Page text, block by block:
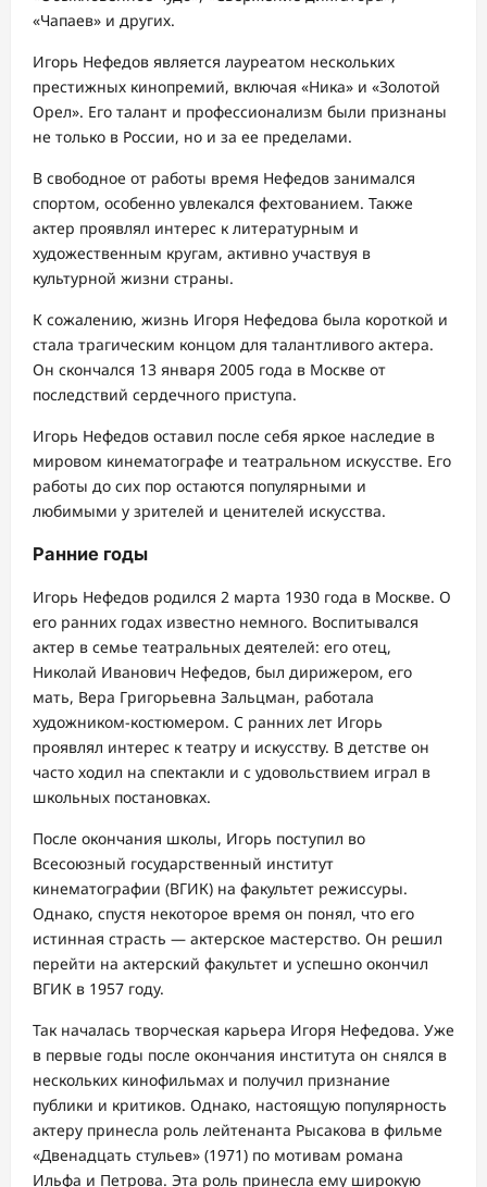
«Чапаев» и других.
Игорь Нефедов является лауреатом нескольких
престижных кинопремий, включая «Ника» и «Золотой
Орел». Его талант и профессионализм были признаны
не только в России, но и за ее пределами.
В свободное от работы время Нефедов занимался
спортом, особенно увлекался фехтованием. Также
актер проявлял интерес к литературным и
художественным кругам, активно участвуя в
культурной жизни страны.
К сожалению, жизнь Игоря Нефедова была короткой и
стала трагическим концом для талантливого актера.
Он скончался 13 января 2005 года в Москве от
последствий сердечного приступа.
Игорь Нефедов оставил после себя яркое наследие в
мировом кинематографе и театральном искусстве. Его
работы до сих пор остаются популярными и
любимыми у зрителей и ценителей искусства.
Ранние годы
Игорь Нефедов родился 2 марта 1930 года в Москве. О
его ранних годах известно немного. Воспитывался
актер в семье театральных деятелей: его отец,
Николай Иванович Нефедов, был дирижером, его
мать, Вера Григорьевна Зальцман, работала
художником-костюмером. С ранних лет Игорь
проявлял интерес к театру и искусству. В детстве он
часто ходил на спектакли и с удовольствием играл в
школьных постановках.
После окончания школы, Игорь поступил во
Всесоюзный государственный институт
кинематографии (ВГИК) на факультет режиссуры.
Однако, спустя некоторое время он понял, что его
истинная страсть — актерское мастерство. Он решил
перейти на актерский факультет и успешно окончил
ВГИК в 1957 году.
Так началась творческая карьера Игоря Нефедова. Уже
в первые годы после окончания института он снялся в
нескольких кинофильмах и получил признание
публики и критиков. Однако, настоящую популярность
актеру принесла роль лейтенанта Рысакова в фильме
«Двенадцать стульев» (1971) по мотивам романа
Ильфа и Петрова. Эта роль принесла ему широкую